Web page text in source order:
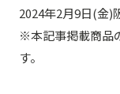
2024年2月9日(金)
※本記事掲載商品
す。